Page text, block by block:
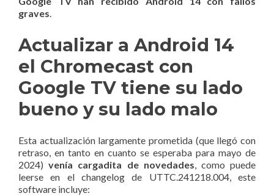
graves.
Actualizar a Android 14
el Chromecast con
Google TV tiene su lado
bueno y su lado malo
Esta actualización largamente prometida (que llegó con
retraso, en tanto en cuanto se esperaba para mayo de
2024)venía cargadita de novedades, como puede
leerse en el changelog de UTTC.241218.004, este
software incluye: